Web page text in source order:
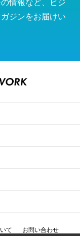
情報など、ビジ
ジンをお届けい
て お問い合わせ